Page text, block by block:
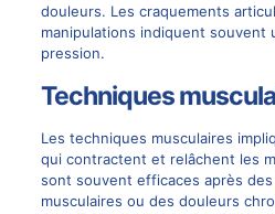
douleurs. Les craquements
manipulations indiquent souvent
pression.
Techniques
Les techniques musculaires
qui contractent et relâchent les
sont souvent efficaces après des
musculaires ou des douleurs